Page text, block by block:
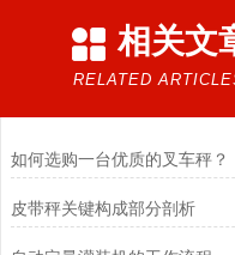
相关文
RELATED
如何选购一台优质的叉车秤？
皮带秤关键构成部分剖析